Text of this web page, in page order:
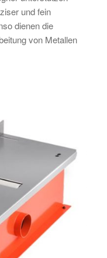
und fein
dienen die
von Metallen